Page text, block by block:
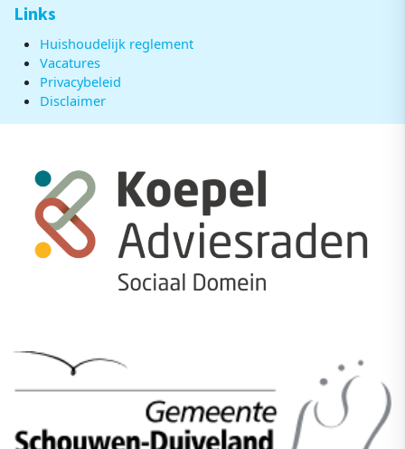
Links
Huishoudelijk reglement
Vacatures
Privacybeleid
Disclaimer